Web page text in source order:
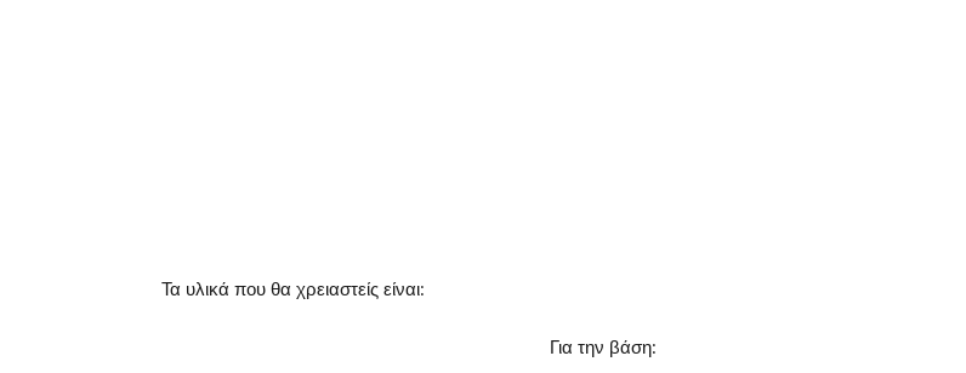
Τα υλικά που θα χρειαστείς είναι:
Για την βάση: